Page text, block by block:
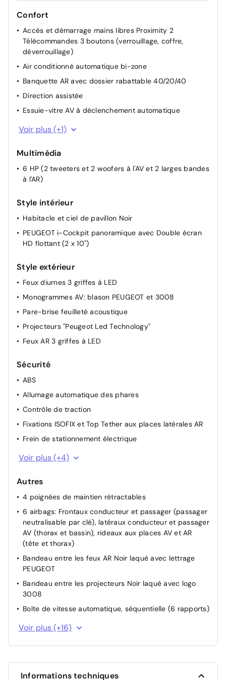
Confort
Accès et démarrage mains libres Proximity 2
Télécommandes 3 boutons (verrouillage, coffre,
déverrouillage)
Air conditionné automatique bi-zone
Banquette AR avec dossier rabattable 40/20/40
Direction assistée
Essuie-vitre AV à déclenchement automatique
Plancher de coffre modulable 2 positions
Voir plus (+1)
Multimédia
6 HP (2 tweeters et 2 woofers à l'AV et 2 larges bandes
à l'AR)
Style intérieur
Habitacle et ciel de pavillon Noir
PEUGEOT i-Cockpit panoramique avec Double écran
HD flottant (2 x 10'')
Style extérieur
Feux diurnes 3 griffes à LED
Monogrammes AV: blason PEUGEOT et 3008
Pare-brise feuilleté acoustique
Projecteurs "Peugeot Led Technology"
Feux AR 3 griffes à LED
Sécurité
ABS
Allumage automatique des phares
Contrôle de traction
Fixations ISOFIX et Top Tether aux places latérales AR
Frein de stationnement électrique
Kit de dépannage pneumatique
antipincement
Rétroviseur intérieur électrochrome
Verrouillage centralisé
Voir plus (+4)
Autres
4 poignées de maintien rétractables
6 airbags: Frontaux conducteur et passager (passager
neutralisable par clé), latéraux conducteur et passager
AV (thorax et bassin), rideaux aux places AV et AR
(tête et thorax)
Bandeau entre les feux AR Noir laqué avec lettrage
PEUGEOT
Bandeau entre les projecteurs Noir laqué avec logo
3008
Boîte de vitesse automatique, séquentielle (6 rapports)
Calandre couleur caisse, écopes latérales Noir laqué,
décor inférieur Gris Meteor, jupe inférieure Noir grainé
Console centrale avec décor tissu RIMINI chiné, façade
Voir plus (+16)
Informations techniques